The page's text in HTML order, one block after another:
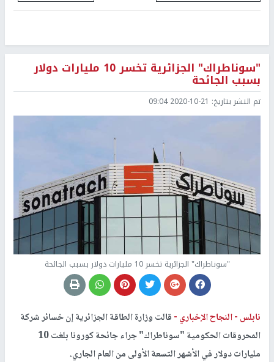
"سوناطراك" الجزائرية تخسر 10 مليارات دولار
بسبب الجائحة
تم النشر بتاريخ: 2020-10-21 09:04
"سوناطراك" الجزائرية تخسر 10 مليارات دولار بسبب الجائحة
نابلس -النجاح الإخباري -قالت وزارة الطاقة الجزائرية إن خسائر شركة
المحروقات الحكومية "سوناطراك" جراء جائحة كورونا بلغت 10
مليارات دولار في الأشهر التسعة الأولى من العام الجاري.